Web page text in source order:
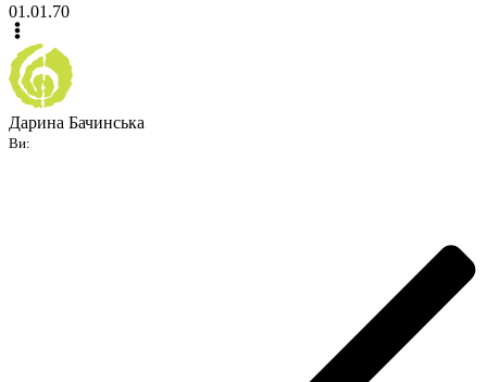
01.01.70
Дарина Бачинська
Ви: